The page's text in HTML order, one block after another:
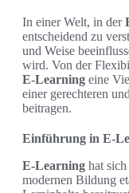
In einer Welt, in der
entscheidend zu
und Weise
wird. Von der
E-Learning eine
einer gerechteren
beitragen.
Einführung in E-
E-Learning hat
modernen Bildung